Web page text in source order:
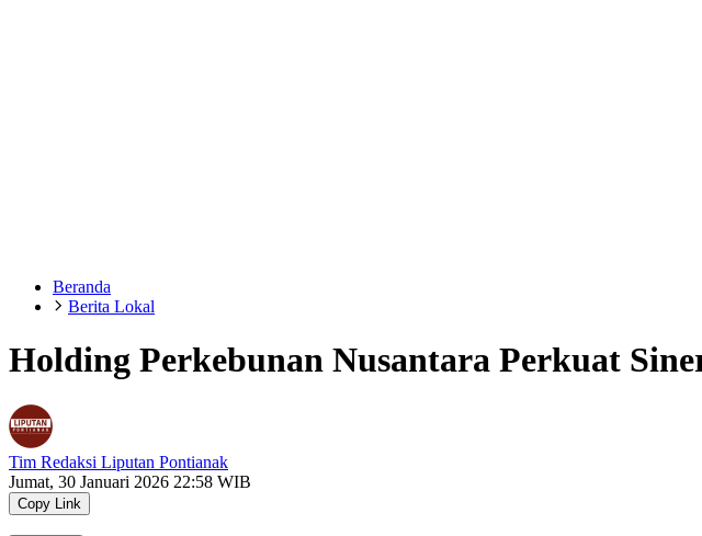
Beranda
Berita Lokal
Holding Perkebunan Nusantara Perkuat
Tim Redaksi Liputan Pontianak
Jumat, 30 Januari 2026 22:58 WIB
Copy Link